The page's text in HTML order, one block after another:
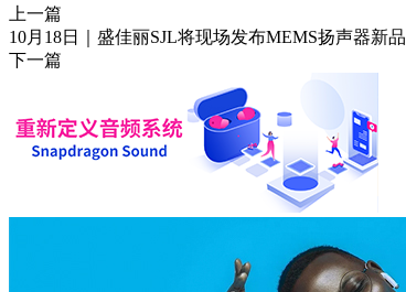
上一篇
10月18日｜盛佳丽SJL将现场发布MEMS扬声器新品
下一篇